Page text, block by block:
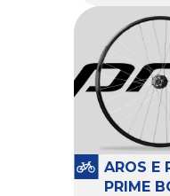
Finish
e Zéfal
ser definida
Squadra
Brasileiro
2026,
dos
23 e 26
AROS E
PRIME